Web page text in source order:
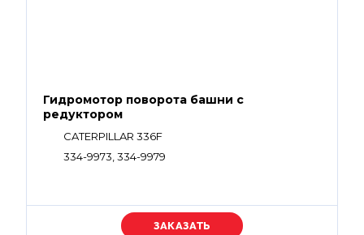
Гидромотор поворота башни с
редуктором
CATERPILLAR 336F
334-9973, 334-9979
Уточняйте цену